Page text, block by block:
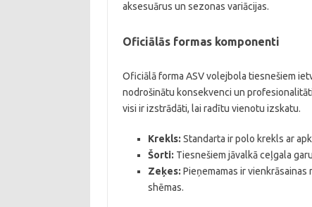
aksesuārus un sezonas variācijas.
Oficiālās formas komponenti
Oficiālā forma ASV volejbola tiesnešiem
nodrošinātu konsekvenci un
visi ir izstrādāti, lai radītu vienotu izskatu.
Krekls: Standarta ir polo krekls ar
Šorti: Tiesnešiem jāvalkā ceļgala
Zeķes: Pieņemamas ir
shēmas.